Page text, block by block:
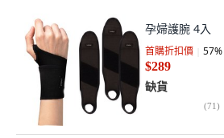
孕婦護腕 4入
首購折扣價 57%
$289
缺貨
(71)